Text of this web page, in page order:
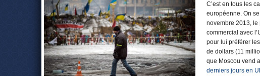
C’est en tous les
européenne. On
novembre 2013, le
commercial avec
pour lui préférer
de dollars (11
que Moscou vend
derniers jours en